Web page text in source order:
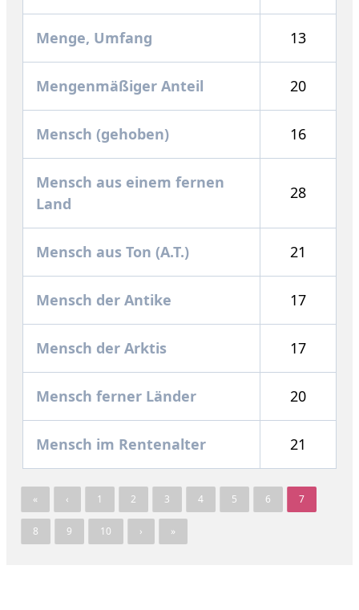
Menge, Umfang 13
Mengenmäßiger Anteil 20
Mensch (gehoben) 16
Mensch aus einem fernen
Land
28
Mensch aus Ton (A.T.) 21
Mensch der Antike 17
Mensch der Arktis 17
Mensch ferner Länder 20
Mensch im Rentenalter 21
« ‹ 1 2 3 4 5 6 7
8 9 10 › »